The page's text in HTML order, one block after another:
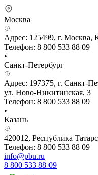
Москва
Адрес: 125499, г. Москва,
Телефон: 8 800 533 88 09
•
Санкт-Петербург
Адрес: 197375, г. Санкт-
ул. Ново-Никитинская, 3
Телефон: 8 800 533 88 09
•
Казань
420012, Республика
Телефон: 8 800 533 88 09
info@pbu.ru
8 800 533 88 09